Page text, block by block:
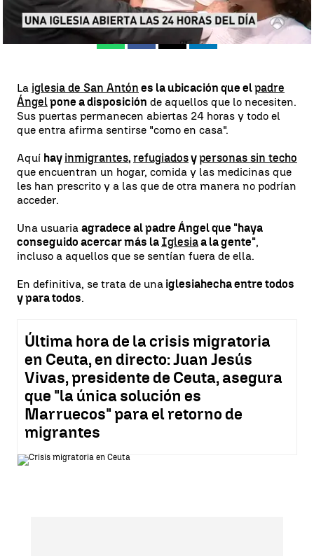
WhatsappFacebook
X Linkedin
La iglesia de San Antón es la ubicación que elpadre
Ángelpone a disposición de aquellos que lo necesiten.
Sus puertas permanecen abiertas 24 horas y todo el
que entra afirma sentirse "como en casa".
Aquí hay inmigrantes, refugiadosypersonas sin techo
que encuentran un hogar, comida y las medicinas que
les han prescrito y a las que de otra manera no podrían
acceder.
Una usuaria agradece al padre Ángel que "haya
conseguido acercar más la Iglesiaa la gente",
incluso a aquellos que se sentían fuera de ella.
En definitiva, se trata de una iglesiahecha entre todos
y para todos.
Última hora de la crisis migratoria
en Ceuta, en directo: Juan Jesús
Vivas, presidente de Ceuta, asegura
que "la única solución es
Marruecos" para el retorno de
migrantes